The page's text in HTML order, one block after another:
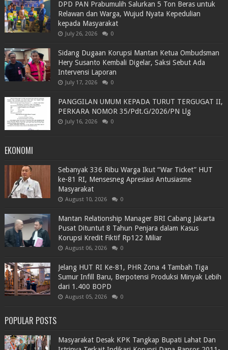
DPD PAN Prabumulih Salurkan 5 Ton Beras untuk
Relawan dan Warga, Wujud Nyata Kepedulian
kepada Masyarakat
July 26, 2026 0
Sidang Dugaan Korupsi Mantan Ketua Ombudsman
Hery Susanto Kembali Digelar, Saksi Sebut Ada
Intervensi Laporan
July 17, 2026 0
PANGGILAN UMUM KEPADA TURUT TERGUGAT II,
PERKARA NOMOR 35/Pdt.G/2026/PN Llg
July 16, 2026 0
EKONOMI
Sebanyak 336 Ribu Warga Ikut “War Ticket” HUT
ke-81 RI, Mensesneg Apresiasi Antusiasme
Masyarakat
August 10, 2026 0
Mantan Relationship Manager BRI Cabang Jakarta
Pusat Dituntut 8 Tahun Penjara dalam Kasus
Korupsi Kredit Fiktif Rp122 Miliar
August 06, 2026 0
Jelang HUT RI Ke-81, PHR Zona 4 Tambah Tiga
Sumur Infill Baru, Berpotensi Produksi Minyak Lebih
dari 1.400 BOPD
August 05, 2026 0
POPULAR POSTS
Masyarakat Desak KPK Tangkap Bupati Lahat Dan